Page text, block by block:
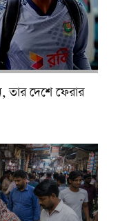
তার দেশে ফেরার